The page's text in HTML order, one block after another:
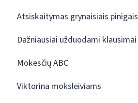
Atsiskaitymas grynaisiais pinigais
Dažniausiai užduodami klausimai
Mokesčių ABC
Viktorina moksleiviams